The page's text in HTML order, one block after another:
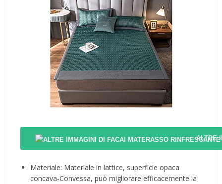
ALTRE
Materiale: Materiale in lattice, superficie opaca
concava-Convessa, può migliorare efficacemente la